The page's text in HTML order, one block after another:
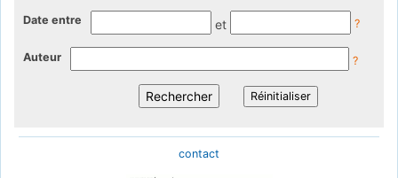
Date entre et ?
Auteur ?
contact